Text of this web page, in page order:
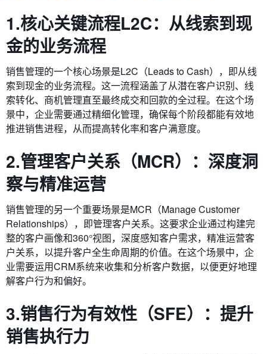
1.核心关键流程L2C：从线索到现
金的业务流程
销售管理的一个核心场景是L2C（Leads to Cash），即从线
索到现金的业务流程。这一流程涵盖了从潜在客户识别、线
索转化、商机管理直至最终成交和回款的全过程。在这个场
景中，企业需要通过精细化管理，确保每个阶段都能有效地
推进销售进程，从而提高转化率和客户满意度。
2.管理客户关系（MCR）：深度洞
察与精准运营
销售管理的另一个重要场景是MCR（Manage Customer
Relationships），即管理客户关系。这要求企业通过构建完
整的客户画像和360°视图，深度感知客户需求，精准运营客
户关系，以提升客户全生命周期的价值。在这个场景中，企
业需要运用CRM系统来收集和分析客户数据，以便更好地理
解客户行为和偏好。
3.销售行为有效性（SFE）：提升
销售执行力